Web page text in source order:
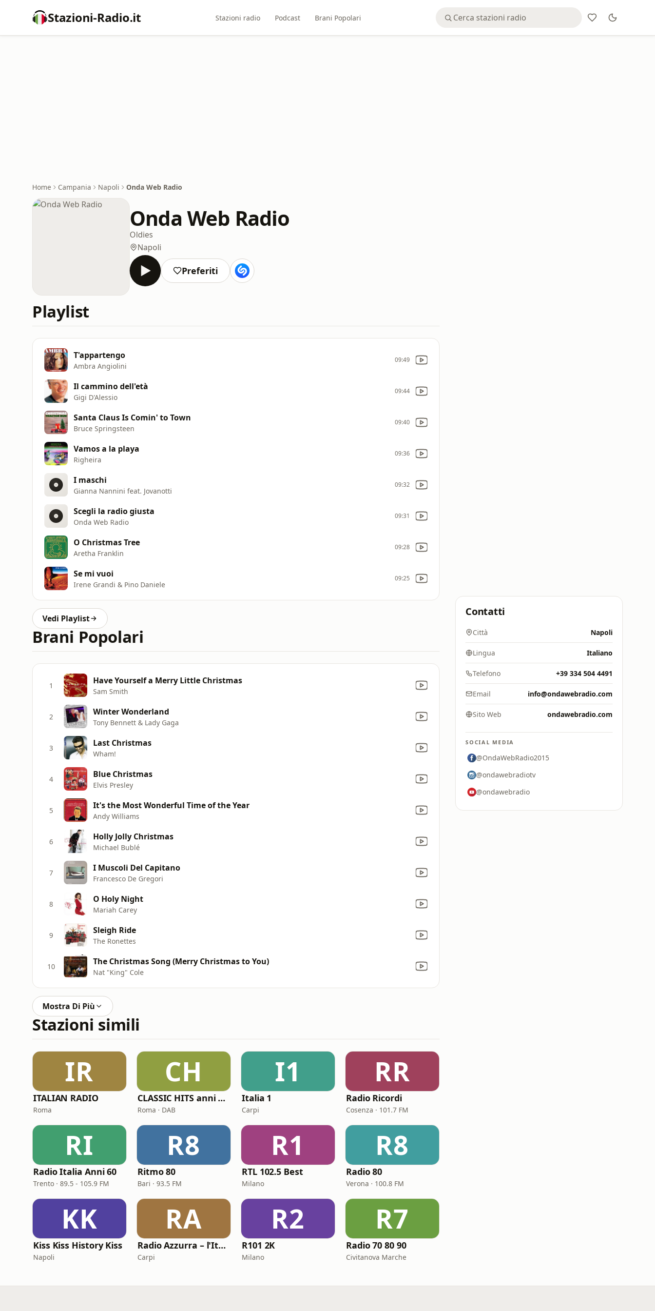
Stazioni-Radio.it Stazioni radio Podcast Brani Popolari
Home Campania Napoli Onda Web Radio
Onda Web Radio
Oldies
Napoli
Preferiti
Playlist
T'appartengo
Ambra Angiolini
09:49
Il cammino dell'età
Gigi D'Alessio
09:44
Santa Claus Is Comin' to Town
Bruce Springsteen
09:40
Vamos a la playa
Righeira
09:36
I maschi
Gianna Nannini feat. Jovanotti
09:32
Scegli la radio giusta
Onda Web Radio
09:31
O Christmas Tree
Aretha Franklin
09:28
Se mi vuoi
Irene Grandi & Pino Daniele
09:25
Vedi Playlist
Brani Popolari
1 Have Yourself a Merry Little Christmas
Sam Smith
2 Winter Wonderland
Tony Bennett & Lady Gaga
3 Last Christmas
Wham!
4 Blue Christmas
Elvis Presley
5 It's the Most Wonderful Time of the Year
Andy Williams
6 Holly Jolly Christmas
Michael Bublé
7 I Muscoli Del Capitano
Francesco De Gregori
8 O Holy Night
Mariah Carey
9 Sleigh Ride
The Ronettes
10 The Christmas Song (Merry Christmas to You)
Nat "King" Cole
Mostra Di Più
Stazioni simili
IR
ITALIAN RADIO
Roma
CH
CLASSIC HITS anni 70 80 90
Roma · DAB
I1
Italia 1
Carpi
RR
Radio Ricordi
Cosenza · 101.7 FM
RI
Radio Italia Anni 60
Trento · 89.5 - 105.9 FM
R8
Ritmo 80
Bari · 93.5 FM
R1
RTL 102.5 Best
Milano
R8
Radio 80
Verona · 100.8 FM
KK
Kiss Kiss History Kiss
Napoli
RA
Radio Azzurra – l'Italiana
Carpi
R2
R101 2K
Milano
R7
Radio 70 80 90
Civitanova Marche
Contatti
Città Napoli
Lingua Italiano
Telefono +39 334 504 4491
Email info@ondawebradio.com
Sito Web ondawebradio.com
SOCIAL MEDIA
@OndaWebRadio2015
@ondawebradiotv
@ondawebradio